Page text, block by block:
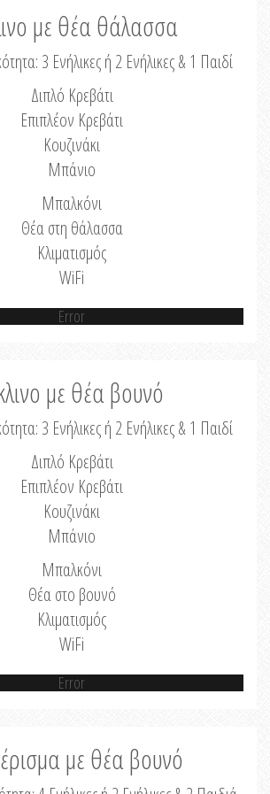
με θέα θάλασσα
3 Ενήλικες ή 2 Ενήλικες & 1 Παιδί
Διπλό Κρεβάτι
Επιπλέον Κρεβάτι
Κουζινάκι
Μπάνιο
Μπαλκόνι
Θέα στη θάλασσα
Κλιματισμός
WiFi
Error
με θέα βουνό
3 Ενήλικες ή 2 Ενήλικες & 1 Παιδί
Διπλό Κρεβάτι
Επιπλέον Κρεβάτι
Κουζινάκι
Μπάνιο
Μπαλκόνι
Θέα στο βουνό
Κλιματισμός
WiFi
Error
με θέα βουνό